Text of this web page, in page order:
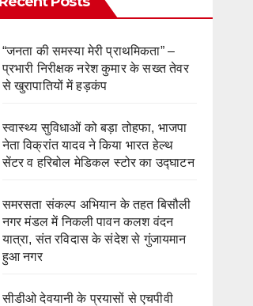
“जनता की समस्या मेरी प्राथमिकता” –
प्रभारी निरीक्षक नरेश कुमार के सख्त तेवर
से खुरापातियों में हड़कंप
स्वास्थ्य सुविधाओं को बड़ा तोहफा, भाजपा
नेता विक्रांत यादव ने किया भारत हेल्थ
सेंटर व हरिबोल मेडिकल स्टोर का उद्घाटन
समरसता संकल्प अभियान के तहत बिसौली
नगर मंडल में निकली पावन कलश वंदन
यात्रा, संत रविदास के संदेश से गुंजायमान
हुआ नगर
सीडीओ देवयानी के प्रयासों से एचपीवी